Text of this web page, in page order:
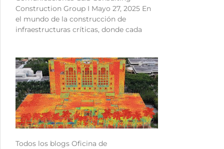
Construction Group I Mayo 27, 2025 En
el mundo de la construcción de
infraestructuras críticas, donde cada
Todos los blogs Oficina de